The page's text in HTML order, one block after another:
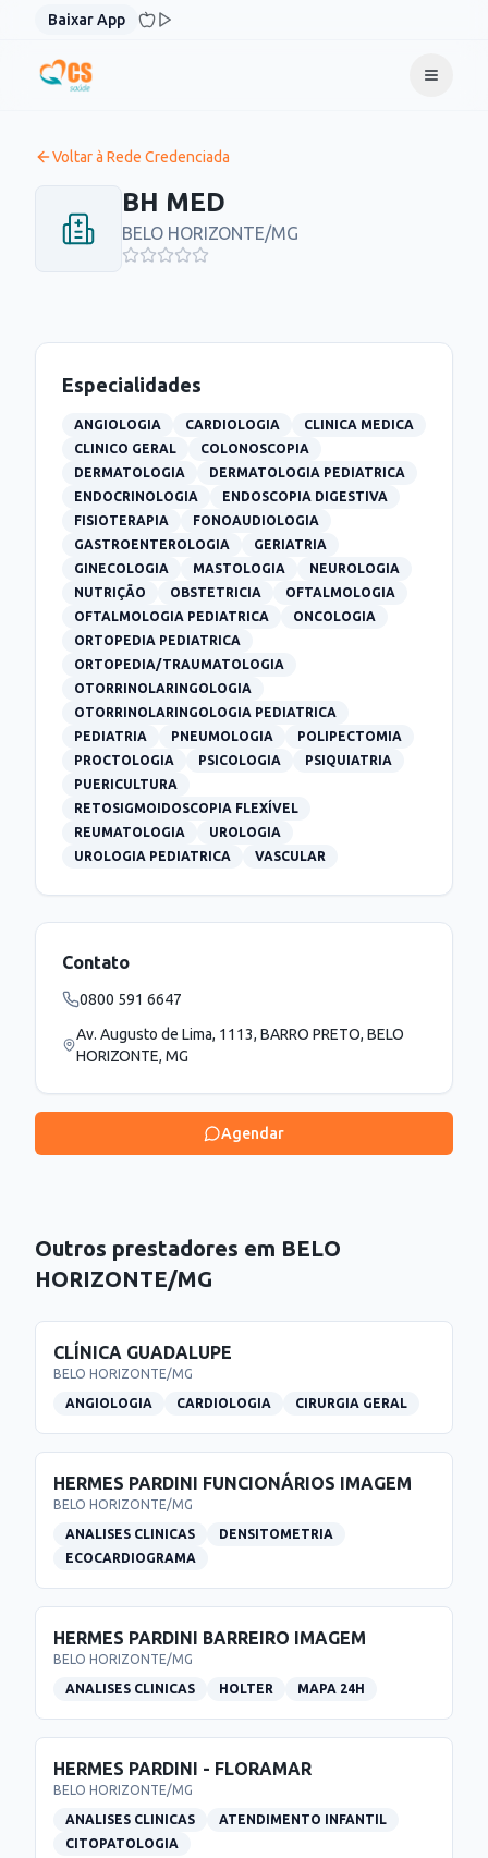
Pular para o conteúdo
Baixar App
Voltar à Rede Credenciada
BH MED
BELO HORIZONTE/MG
Especialidades
ANGIOLOGIA CARDIOLOGIA
CLINICA MEDICA
CLINICO GERAL
COLONOSCOPIA
DERMATOLOGIA
DERMATOLOGIA PEDIATRICA
ENDOCRINOLOGIA
ENDOSCOPIA DIGESTIVA
FISIOTERAPIA
FONOAUDIOLOGIA
GASTROENTEROLOGIA
GERIATRIA
GINECOLOGIA
MASTOLOGIA
NEUROLOGIA
NUTRIÇÃO
OBSTETRICIA
OFTALMOLOGIA
OFTALMOLOGIA PEDIATRICA
ONCOLOGIA
ORTOPEDIA PEDIATRICA
ORTOPEDIA/TRAUMATOLOGIA
OTORRINOLARINGOLOGIA
OTORRINOLARINGOLOGIA PEDIATRICA
PEDIATRIA
PNEUMOLOGIA
POLIPECTOMIA
PROCTOLOGIA
PSICOLOGIA
PSIQUIATRIA
PUERICULTURA
RETOSIGMOIDOSCOPIA FLEXÍVEL
REUMATOLOGIA
UROLOGIA
UROLOGIA PEDIATRICA
VASCULAR
Contato
0800 591 6647
Av. Augusto de Lima, 1113, BARRO PRETO, BELO
HORIZONTE, MG
Agendar
Outros prestadores em BELO
HORIZONTE/MG
CLÍNICA GUADALUPE
BELO HORIZONTE/MG
ANGIOLOGIA CARDIOLOGIA CIRURGIA GERAL
HERMES PARDINI FUNCIONÁRIOS IMAGEM
BELO HORIZONTE/MG
ANALISES CLINICAS
DENSITOMETRIA
ECOCARDIOGRAMA
HERMES PARDINI BARREIRO IMAGEM
BELO HORIZONTE/MG
ANALISES CLINICAS HOLTER MAPA 24H
HERMES PARDINI - FLORAMAR
BELO HORIZONTE/MG
ANALISES CLINICAS
ATENDIMENTO INFANTIL
CITOPATOLOGIA